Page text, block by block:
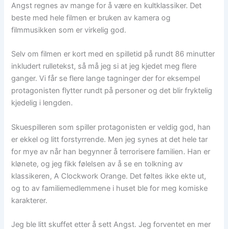
Angst regnes av mange for å være en kultklassiker. Det
beste med hele filmen er bruken av kamera og
filmmusikken som er virkelig god.
Selv om filmen er kort med en spilletid på rundt 86 minutter
inkludert rulletekst, så må jeg si at jeg kjedet meg flere
ganger. Vi får se flere lange tagninger der for eksempel
protagonisten flytter rundt på personer og det blir fryktelig
kjedelig i lengden.
Skuespilleren som spiller protagonisten er veldig god, han
er ekkel og litt forstyrrende. Men jeg synes at det hele tar
for mye av når han begynner å terrorisere familien. Han er
klønete, og jeg fikk følelsen av å se en tolkning av
klassikeren, A Clockwork Orange. Det føltes ikke ekte ut,
og to av familiemedlemmene i huset ble for meg komiske
karakterer.
Jeg ble litt skuffet etter å sett Angst. Jeg forventet en mer